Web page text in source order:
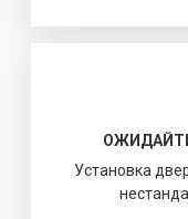
Установка